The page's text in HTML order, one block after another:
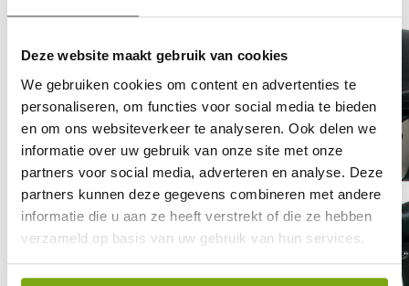
Deze website maakt gebruik van cookies
We gebruiken cookies om content en advertenties te
personaliseren, om functies voor social media te bieden
en om ons websiteverkeer te analyseren. Ook delen we
informatie over uw gebruik van onze site met onze
partners voor social media, adverteren en analyse. Deze
partners kunnen deze gegevens combineren met andere
informatie die u aan ze heeft verstrekt of die ze hebben
verzameld op basis van uw gebruik van hun services.